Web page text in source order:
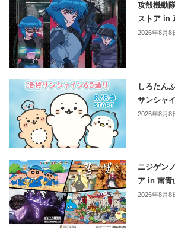
攻殻機動
ストア in
2026年8月8
しろたん
サンシャ
2026年8月8
ニジゲン
ア in 南青
2026年8月8